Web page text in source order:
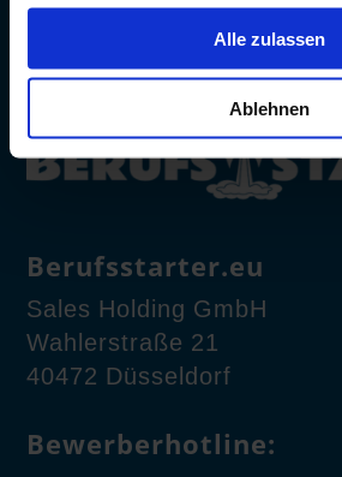
gesammelt haben.
Alle zulassen
Ablehnen
Berufsstarter.eu
Sales Holding GmbH
Wahlerstraße 21
40472 Düsseldorf
Bewerberhotline: